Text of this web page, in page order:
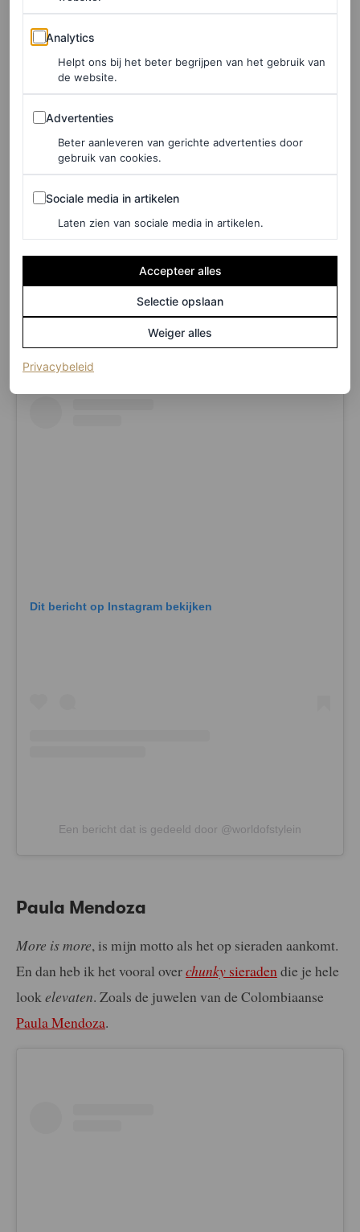
Een bericht gedeeld door ZAZI Vintage (@zazi.vintage)
Stylein
binnenkort naar Stockholm reizen is er sinds kort ook
een fysieke boetiek van het Zweedse
zoek is naar dat Scandinavischeje ne sais quoizit bij
Stylein goed.
Dit bericht op Instagram bekijken
Een bericht dat is gedeeld door @worldofstylein
Paula Mendoza
More is more, is mijn motto als het op sieraden aankomt.
En dan heb ik het vooral overchunky sieraden die je hele
look elevaten. Zoals de juwelen van de Colombiaanse
Paula Mendoza.
Analytics
Analytics
Helpt ons bij het beter begrijpen van het gebruik van
de website.
Advertenties
Advertenties
Beter aanleveren van gerichte advertenties door
gebruik van cookies.
Sociale media in artikelen
Sociale media in artikelen
Laten zien van sociale media in artikelen.
Accepteer alles
Selectie opslaan
Weiger alles
Privacybeleid